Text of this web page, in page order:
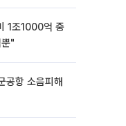
1조1000억 중
"
공항 소음피해